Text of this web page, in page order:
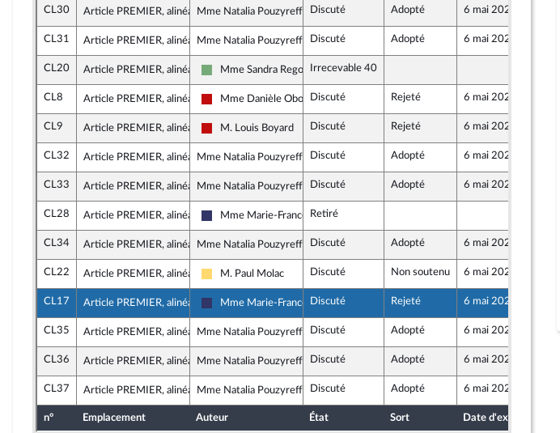
CL30 Article PREMIER, alinéa 2Mme Natalia Pouzyreff, rapporteure
Discuté Adopté 6 mai 2026
CL31 Article PREMIER, alinéa 2Mme Natalia Pouzyreff, rapporteure
Discuté Adopté 6 mai 2026
CL20 Article PREMIER, alinéa 2
Écologiste et Social
Mme Sandra Regol Irrecevable 40
CL8 Article PREMIER, alinéa 3
La France insoumise - Nouveau Front Populaire
Mme Danièle ObonoDiscuté Rejeté 6 mai 2026
CL9 Article PREMIER, alinéa 3
La France insoumise - Nouveau Front Populaire
M. Louis Boyard Discuté Rejeté 6 mai 2026
CL32 Article PREMIER, alinéa 5Mme Natalia Pouzyreff, rapporteure
Discuté Adopté 6 mai 2026
CL33 Article PREMIER, alinéa 5Mme Natalia Pouzyreff, rapporteure
Discuté Adopté 6 mai 2026
CL28 Article PREMIER, alinéa 5
Rassemblement National
Mme Marie-France Lorho
Retiré
CL34 Article PREMIER, alinéa 7Mme Natalia Pouzyreff, rapporteure
Discuté Adopté 6 mai 2026
CL22 Article PREMIER, alinéa 7
Libertés, Indépendants, Outre-mer et Territoires
M. Paul Molac Discuté Non soutenu 6 mai 2026
CL17 Article PREMIER, alinéa 7
Rassemblement National
Mme Marie-France Lorho
Discuté Rejeté 6 mai 2026
CL35 Article PREMIER, alinéa 9Mme Natalia Pouzyreff, rapporteure
Discuté Adopté 6 mai 2026
CL36 Article PREMIER, alinéa 9Mme Natalia Pouzyreff, rapporteure
Discuté Adopté 6 mai 2026
CL37 Article PREMIER, alinéa 10Mme Natalia Pouzyreff, rapporteure
Discuté Adopté 6 mai 2026
n° Emplacement Auteur État Sort Date d'examen